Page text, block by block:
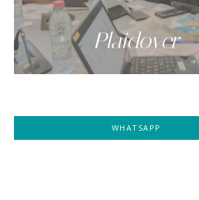
Plaidoyer
WHATSAPP